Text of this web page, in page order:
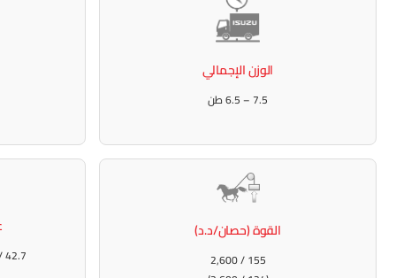
الوزن الإجمالي
7.5 – 6.5 طن
القوة (حصان/د.د)
155 / 2,600
42.7 / 1,600–2,600 (36.0 / 1,500)